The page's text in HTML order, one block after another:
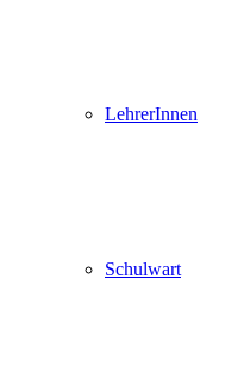
LehrerInnen
Schulwart